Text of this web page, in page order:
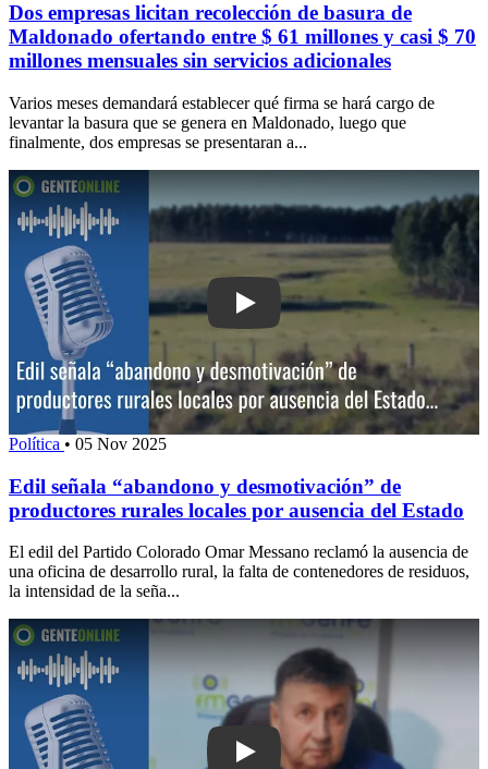
Dos empresas licitan recolección de basura de
Maldonado ofertando entre $ 61 millones y casi $ 70
millones mensuales sin servicios adicionales
Varios meses demandará establecer qué firma se hará cargo de
levantar la basura que se genera en Maldonado, luego que
finalmente, dos empresas se presentaran a...
Play: Edil señala “abandono y
Política • 05 Nov 2025
Edil señala “abandono y desmotivación” de
productores rurales locales por ausencia del Estado
El edil del Partido Colorado Omar Messano reclamó la ausencia de
una oficina de desarrollo rural, la falta de contenedores de residuos,
la intensidad de la seña...
Play: Fernando Servetto sobre la